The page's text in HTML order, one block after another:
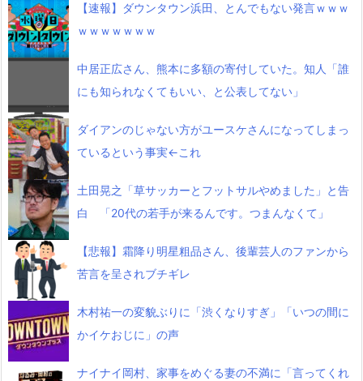
【速報】ダウンタウン浜田、とんでもない発言ｗｗｗ
ｗｗｗｗｗｗｗ
中居正広さん、熊本に多額の寄付していた。知人「誰
にも知られなくてもいい、と公表してない」
ダイアンのじゃない方がユースケさんになってしまっ
ているという事実←これ
土田晃之「草サッカーとフットサルやめました」と告
白 「20代の若手が来るんです。つまんなくて」
【悲報】霜降り明星粗品さん、後輩芸人のファンから
苦言を呈されブチギレ
木村祐一の変貌ぶりに「渋くなりすぎ」「いつの間に
かイケおじに」の声
ナイナイ岡村、家事をめぐる妻の不満に「言ってくれ